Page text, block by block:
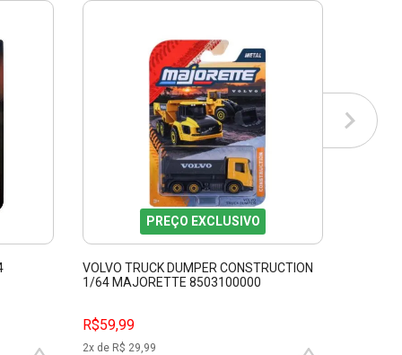
PREÇO EXCLUSIVO
VOLVO TRUCK DUMPER CONSTRUCTION
1/64 MAJORETTE 8503100000
R$59,99
2x de R$ 29,99